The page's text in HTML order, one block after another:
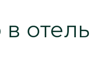
отель